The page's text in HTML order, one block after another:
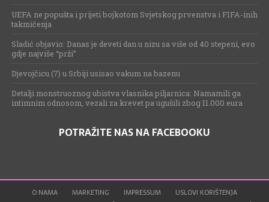
UEFA ne popušta i prijeti bojkotom Svjetskog prvenstva i FIFA-inih
takmičenja
Sladić objavio: Danas je deveti dan u nizu sa više od 40 stepeni, evo
gdje najviše “prži”
Djevojčicu (7) u Srbiji usisao vakum na bazenu
Detalji monstruoznog ubistva vlasnika piljarnica: Namamili ga
intimnim odnosom, vezali za krevet pa ugušili zbog 11.000 eura
POTRAŽITE NAS NA FACEBOOKU
O NAMA MARKETING IMPRESSUM
USLOVI KORIŠTENJA